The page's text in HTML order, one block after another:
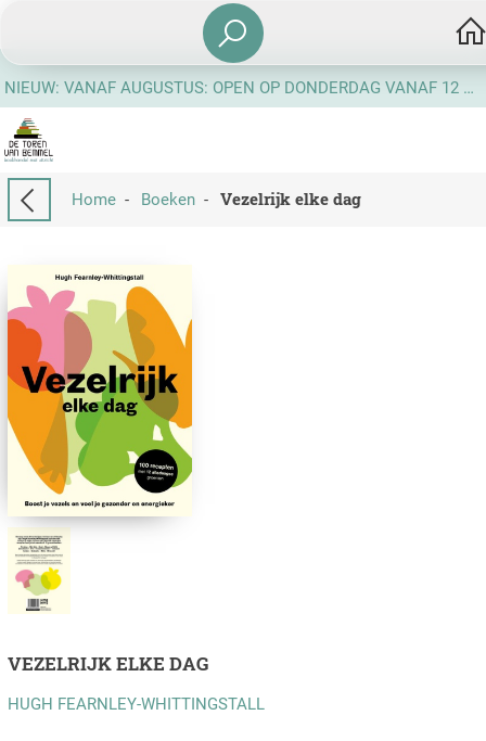
NIEUW: VANAF AUGUSTUS: OPEN OP DONDERDAG VANAF 12 UUR
Home- Boeken- Vezelrijk elke dag
VEZELRIJK ELKE DAG
HUGH FEARNLEY-WHITTINGSTALL